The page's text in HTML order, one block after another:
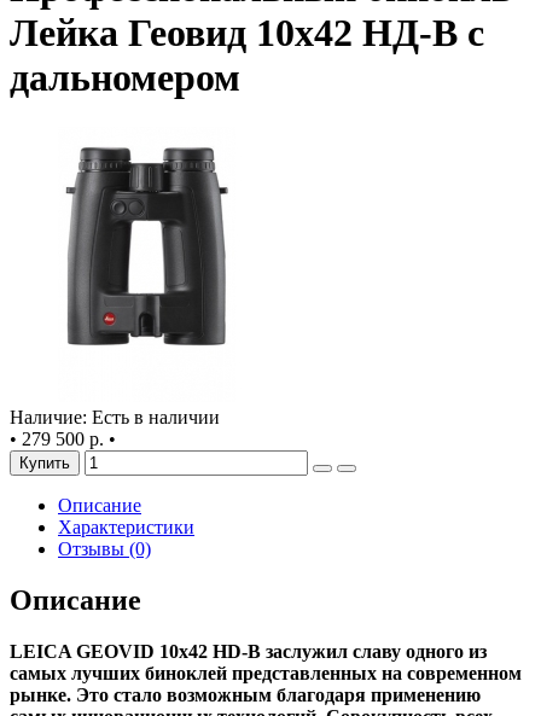
Лейка Геовид 10х42 НД-В с
дальномером
Наличие: Есть в наличии
• 279 500 р. •
Купить
Описание
Характеристики
Отзывы (0)
Описание
LEICA GEOVID 10x42 HD-B заслужил славу одного из
самых лучших биноклей представленных на современном
рынке. Это стало возможным благодаря применению